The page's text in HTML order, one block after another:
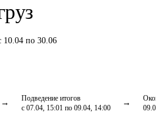
10.04 по 30.06
Подведение итогов
с 07.04, 15:01 по 09.04, 14:00